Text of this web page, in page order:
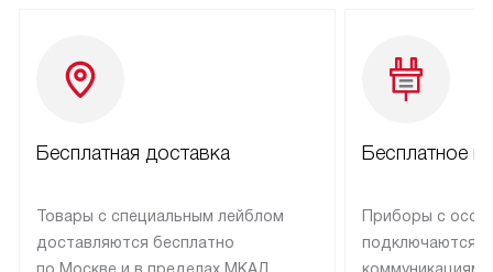
Бесплатная доставка
Товары с специальным лейблом
доставляются бесплатно
Бесплатное
Приборы с
подключаются к